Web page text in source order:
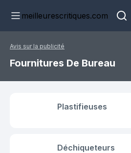
meilleurescritiques.com
Avis sur la publicité
Fournitures De Bureau
Plastifieuses
Déchiqueteurs